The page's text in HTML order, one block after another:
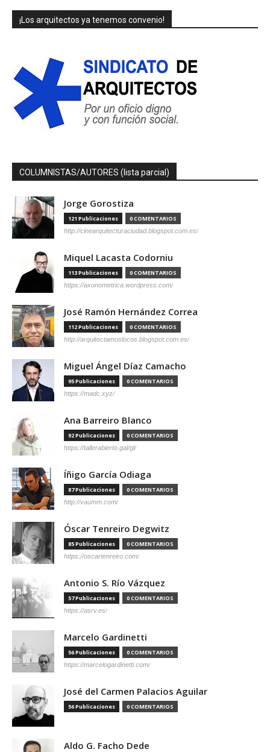
¡Los arquitectos ya tenemos convenio!
COLUMNISTAS/AUTORES (lista parcial)
Jorge Gorostiza
121 Publicaciones 0 COMENTARIOS
http://cinearquitecturaciudad.blogspot.com.es/
Miquel Lacasta Codorniu
113 Publicaciones 0 COMENTARIOS
https://axonometrica.wordpress.com/
José Ramón Hernández Correa
112 Publicaciones 0 COMENTARIOS
http://arquitectamoslocos.blogspot.com.es/
Miguel Ángel Díaz Camacho
95 Publicaciones 0 COMENTARIOS
https://madc.xyz/
Ana Barreiro Blanco
92 Publicaciones 0 COMENTARIOS
https://tallerabierto.gal/gl/
Íñigo García Odiaga
87 Publicaciones 0 COMENTARIOS
http://vaumm.com/
Óscar Tenreiro Degwitz
85 Publicaciones 0 COMENTARIOS
https://oscartenreiro.com/
Antonio S. Río Vázquez
57 Publicaciones 0 COMENTARIOS
https://asrv.es/
Marcelo Gardinetti
56 Publicaciones 0 COMENTARIOS
https://marcelogardinetti.com/
José del Carmen Palacios Aguilar
56 Publicaciones 0 COMENTARIOS
Aldo G. Facho Dede